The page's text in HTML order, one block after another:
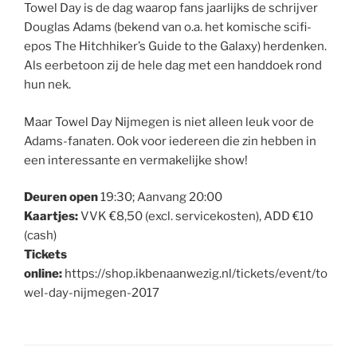
Towel Day is de dag waarop fans jaarlijks de schrijver
Douglas Adams (bekend van o.a. het komische scifi-
epos The Hitchhiker’s Guide to the Galaxy) herdenken.
Als eerbetoon zij de hele dag met een handdoek rond
hun nek.
Maar Towel Day Nijmegen is niet alleen leuk voor de
Adams-fanaten. Ook voor iedereen die zin hebben in
een interessante en vermakelijke show!
Deuren open19:30; Aanvang 20:00
Kaartjes:VVK €8,50 (excl. servicekosten), ADD €10
(cash)
Tickets
online: https://shop.ikbenaanwezig.nl/tickets/event/to
wel-day-nijmegen-2017